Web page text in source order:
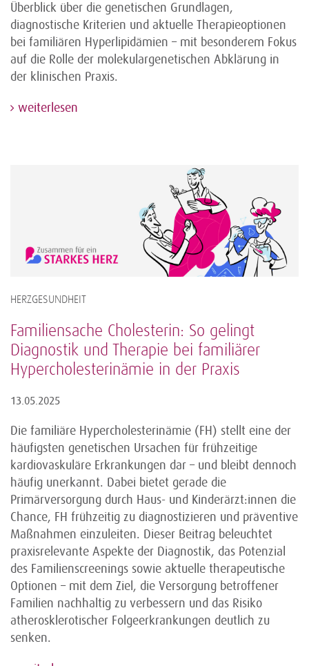
Überblick über die genetischen Grundlagen,
diagnostische Kriterien und aktuelle Therapieoptionen
bei familiären Hyperlipidämien – mit besonderem Fokus
auf die Rolle der molekulargenetischen Abklärung in
der klinischen Praxis.
weiterlesen
HERZGESUNDHEIT
Familiensache Cholesterin: So gelingt
Diagnostik und Therapie bei familiärer
Hypercholesterinämie in der Praxis
13.05.2025
Die familiäre Hypercholesterinämie (FH) stellt eine der
häufigsten genetischen Ursachen für frühzeitige
kardiovaskuläre Erkrankungen dar – und bleibt dennoch
häufig unerkannt. Dabei bietet gerade die
Primärversorgung durch Haus- und Kinderärzt:innen die
Chance, FH frühzeitig zu diagnostizieren und präventive
Maßnahmen einzuleiten. Dieser Beitrag beleuchtet
praxisrelevante Aspekte der Diagnostik, das Potenzial
des Familienscreenings sowie aktuelle therapeutische
Optionen – mit dem Ziel, die Versorgung betroffener
Familien nachhaltig zu verbessern und das Risiko
atherosklerotischer Folgeerkrankungen deutlich zu
senken.